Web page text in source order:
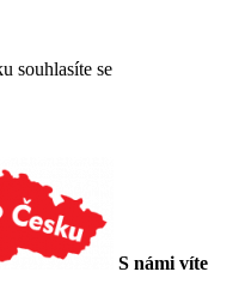
souhlasíte se
S námi víte